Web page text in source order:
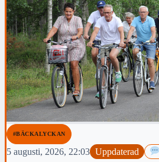
#BÄCKALYCKAN
5 augusti, 2026, 22:03 Uppdaterad